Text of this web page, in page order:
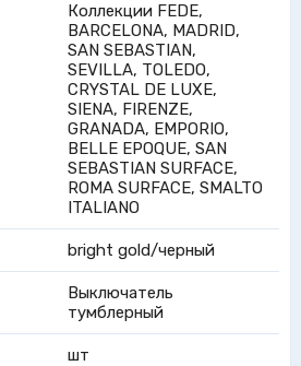
Коллекции FEDE,
BARCELONA, MADRID,
SAN SEBASTIAN,
SEVILLA, TOLEDO,
CRYSTAL DE LUXE,
SIENA, FIRENZE,
GRANADA, EMPORIO,
BELLE EPOQUE, SAN
SEBASTIAN SURFACE,
ROMA SURFACE, SMALTO
ITALIANO
bright gold/черный
Выключатель
тумблерный
шт